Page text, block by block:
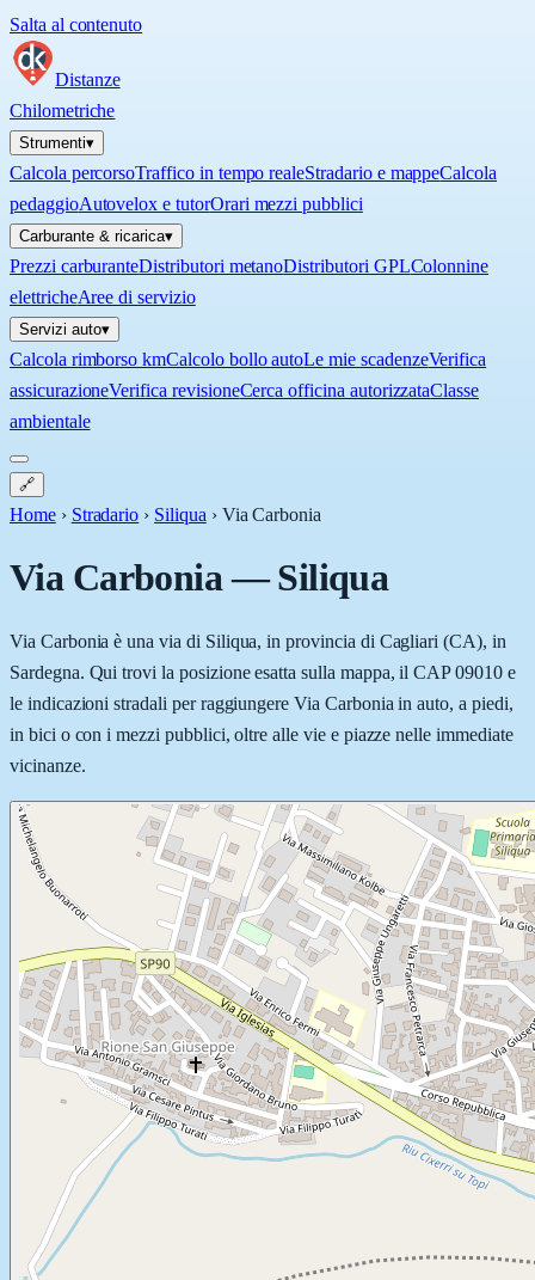
Salta al contenuto
Distanze
Chilometriche
Strumenti▾
Calcola percorsoTraffico in tempo realeStradario e mappeCalcola
pedaggioAutovelox e tutorOrari mezzi pubblici
Carburante & ricarica▾
Prezzi carburanteDistributori metanoDistributori GPLColonnine
elettricheAree di servizio
Servizi auto▾
Calcola rimborso kmCalcolo bollo autoLe mie scadenzeVerifica
assicurazioneVerifica revisioneCerca officina autorizzataClasse
ambientale
🔗
Home › Stradario › Siliqua › Via Carbonia
Via Carbonia—Siliqua
Via Carbonia è una via di Siliqua, in provincia di Cagliari (CA), in
Sardegna. Qui trovi la posizione esatta sulla mappa, il CAP 09010 e
le indicazioni stradali per raggiungere Via Carbonia in auto, a piedi,
in bici o con i mezzi pubblici, oltre alle vie e piazze nelle immediate
vicinanze.